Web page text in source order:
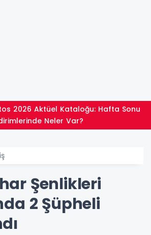
Neler Var?
Şenlikleri
2 Şüpheli